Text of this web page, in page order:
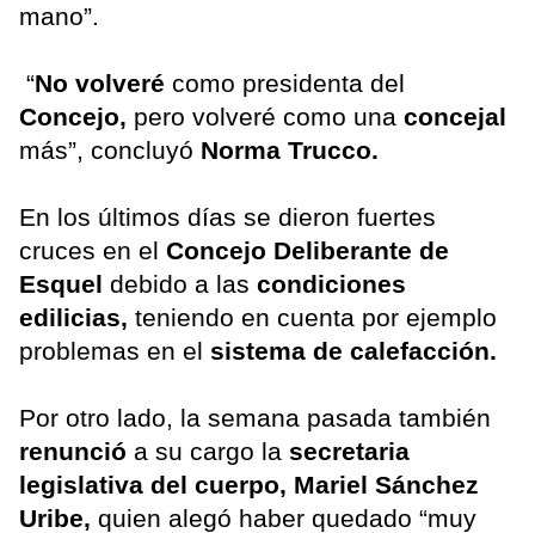
mano”.
“No volveré como presidenta del
Concejo, pero volveré como una concejal
más”, concluyó Norma Trucco.
En los últimos días se dieron fuertes
cruces en el Concejo Deliberante de
Esquel debido a las condiciones
edilicias, teniendo en cuenta por ejemplo
problemas en el sistema de calefacción.
Por otro lado, la semana pasada también
renunció a su cargo la secretaria
legislativa del cuerpo, Mariel Sánchez
Uribe, quien alegó haber quedado “muy